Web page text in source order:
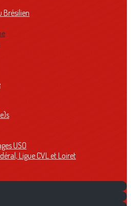
Brésilien
USO
Ligue CVL et Loiret